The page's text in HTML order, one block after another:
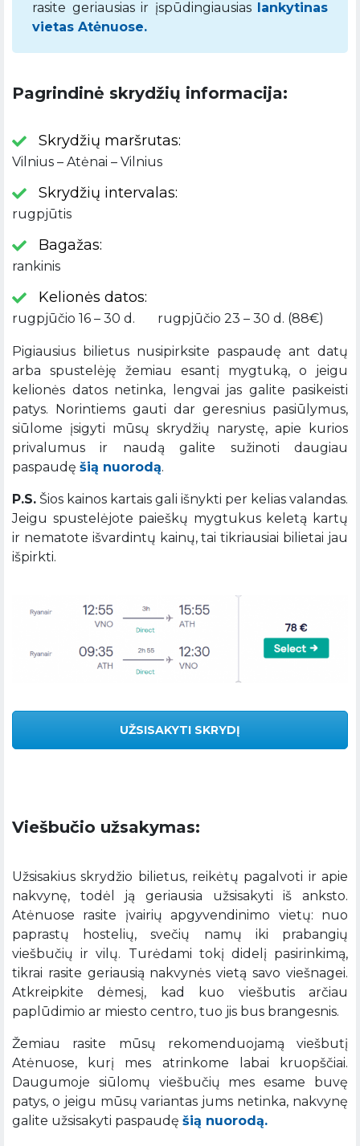
rasite geriausias ir įspūdingiausias lankytinas
vietas Atėnuose.
Pagrindinė skrydžių informacija:
Skrydžių maršrutas:
Vilnius – Atėnai – Vilnius
Skrydžių intervalas:
rugpjūtis
Bagažas:
rankinis
Kelionės datos:
rugpjūčio 16 – 30 d. rugpjūčio 23 – 30 d. (88€)
Pigiausius bilietus nusipirksite paspaudę ant datų
arba spustelėję žemiau esantį mygtuką, o jeigu
kelionės datos netinka, lengvai jas galite pasikeisti
patys. Norintiems gauti dar geresnius pasiūlymus,
siūlome įsigyti mūsų skrydžių narystę, apie kurios
privalumus ir naudą galite sužinoti daugiau
paspaudę šią nuorodą.
P.S. Šios kainos kartais gali išnykti per kelias valandas.
Jeigu spustelėjote paieškų mygtukus keletą kartų
ir nematote išvardintų kainų, tai tikriausiai bilietai jau
išpirkti.
UŽSISAKYTI SKRYDĮ
Viešbučio užsakymas:
Užsisakius skrydžio bilietus, reikėtų pagalvoti ir apie
nakvynę, todėl ją geriausia užsisakyti iš anksto.
Atėnuose rasite įvairių apgyvendinimo vietų: nuo
paprastų hostelių, svečių namų iki prabangių
viešbučių ir vilų. Turėdami tokį didelį pasirinkimą,
tikrai rasite geriausią nakvynės vietą savo viešnagei.
Atkreipkite dėmesį, kad kuo viešbutis arčiau
paplūdimio ar miesto centro, tuo jis bus brangesnis.
Žemiau rasite mūsų rekomenduojamą viešbutį
Atėnuose, kurį mes atrinkome labai kruopščiai.
Daugumoje siūlomų viešbučių mes esame buvę
patys, o jeigu mūsų variantas jums netinka, nakvynę
galite užsisakyti paspaudę šią nuorodą.